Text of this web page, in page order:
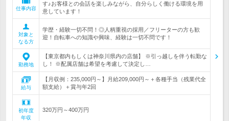
仕事内容
す♪お客様との会話を楽しみながら、自分らしく働ける環境を用
意しています！
対象と
なる方
学歴・経験一切不問！◎人柄重視の採用／フリーターの方も歓
迎！自転車への知識や興味、経験は一切不問です！
勤務地
【東京都内もしくは神奈川県内の店舗】 ※引っ越しを伴う転勤な
し！ ※配属店舗は希望を考慮して決定し…
給与
【月収例：235,000円～】月給209,000円～＋各種手当（残業代全
額支給）＋賞与年2回
初年度
年収
320万円～400万円